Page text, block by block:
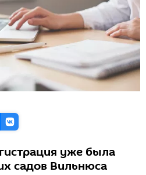
уже была
садов Вильнюса